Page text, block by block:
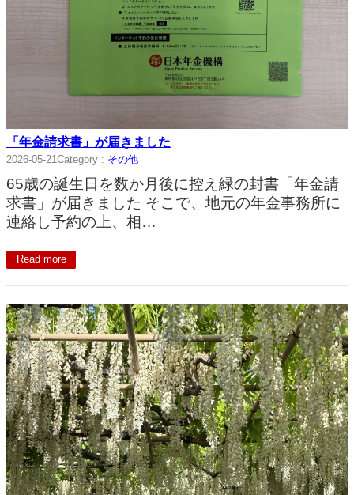
「年金請求書」が届きました
2026-05-21Category : その他
65歳の誕生日を数か月後に控え緑の封書「年金請
求書」が届きました そこで、地元の年金事務所に
連絡し予約の上、相…
Read more